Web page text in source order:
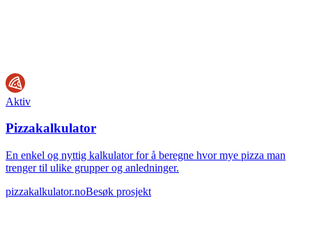
Aktiv
Pizzakalkulator
En enkel og nyttig kalkulator for å beregne hvor mye pizza man
trenger til ulike grupper og anledninger.
pizzakalkulator.noBesøk prosjekt